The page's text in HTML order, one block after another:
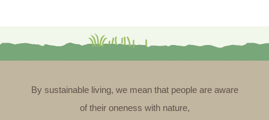
By sustainable living, we mean that people are aware
of their oneness with nature,